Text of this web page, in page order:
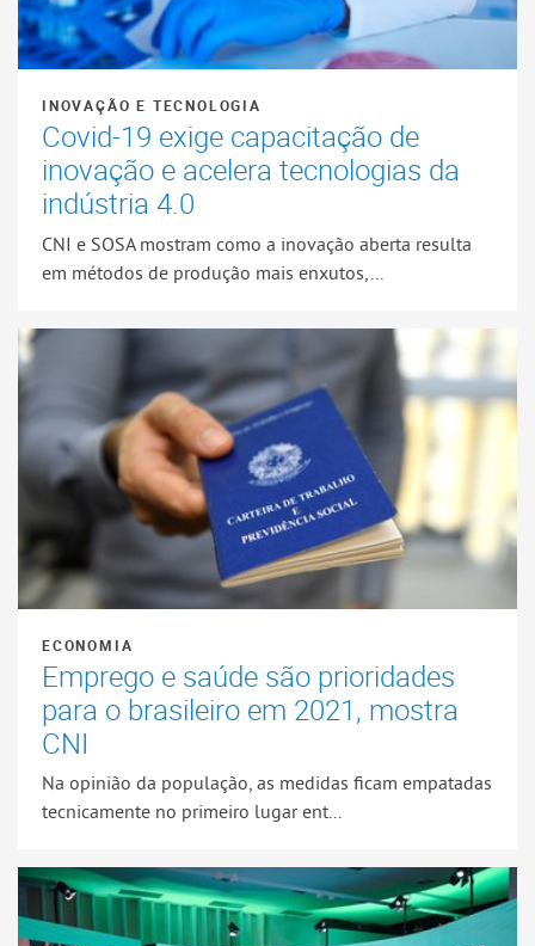
INOVAÇÃO E TECNOLOGIA
Covid-19 exige capacitação de
inovação e acelera tecnologias da
indústria 4.0
CNI e SOSA mostram como a inovação aberta resulta
em métodos de produção mais enxutos,...
ECONOMIA
Emprego e saúde são prioridades
para o brasileiro em 2021, mostra
CNI
Na opinião da população, as medidas ficam empatadas
tecnicamente no primeiro lugar ent...